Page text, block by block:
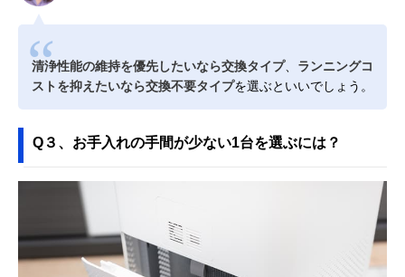
清浄性能の維持を優先したいなら交換タイプ、 ランニングコ
ストを抑えたいなら交換不要タイプを選ぶといいでしょう。
Q３、お手入れの手間が少ない1台を選ぶには？